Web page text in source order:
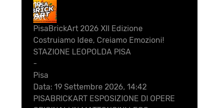
19
Set
PisaBrickArt 2026 XII Edizione
Costruiamo Idee, Creiamo Emozioni!
STAZIONE LEOPOLDA PISA
-
Pisa
Data: 19 Settembre 2026, 14:42
PISABRICKART ESPOSIZIONE DI OPERE